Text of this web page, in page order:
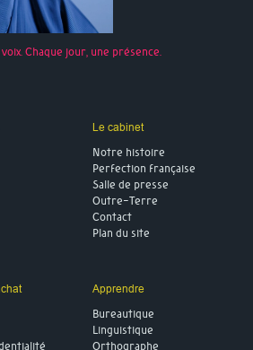
Chaque jour, une présence.
Le cabinet
Notre histoire
Perfection française
Salle de presse
Outre-Terre
Contact
Plan du site
Apprendre
Bureautique
Linguistique
Orthographe